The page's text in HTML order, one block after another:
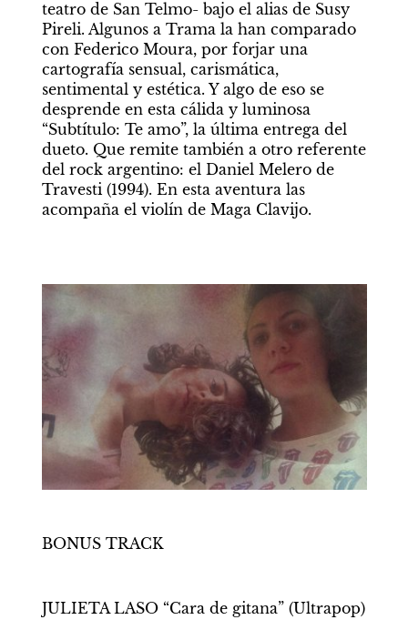
teatro de San Telmo- bajo el alias de Susy
Pireli. Algunos a Trama la han comparado
con Federico Moura, por forjar una
cartografía sensual, carismática,
sentimental y estética. Y algo de eso se
desprende en esta cálida y luminosa
“Subtítulo: Te amo”, la última entrega del
dueto. Que remite también a otro referente
del rock argentino: el Daniel Melero de
Travesti (1994). En esta aventura las
acompaña el violín de Maga Clavijo.
BONUS TRACK
JULIETA LASO “Cara de gitana” (Ultrapop)